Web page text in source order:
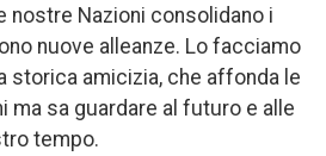
nostre Nazioni consolidano i
nuove alleanze. Lo facciamo
storica amicizia, che affonda le
ma sa guardare al futuro e alle
tempo.